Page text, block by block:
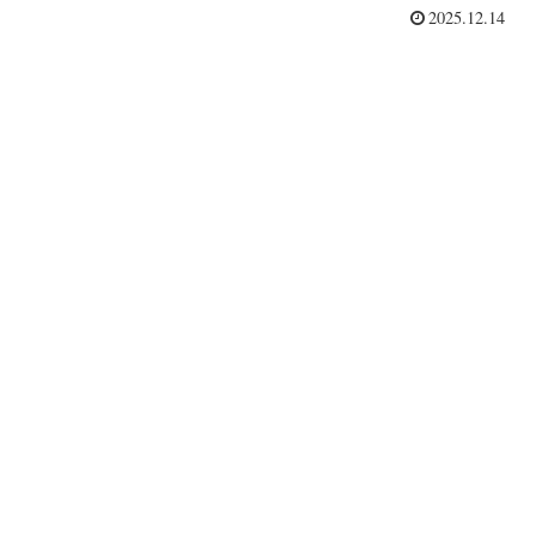
2025.12.14